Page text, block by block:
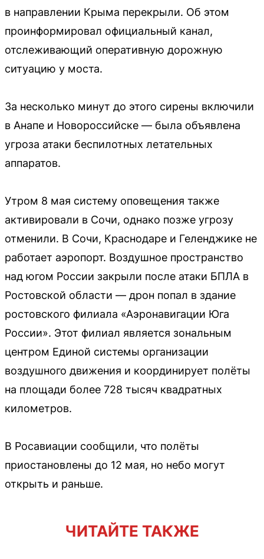
в направлении Крыма перекрыли. Об этом
проинформировал официальный канал,
отслеживающий оперативную дорожную
ситуацию у моста.
За несколько минут до этого сирены включили
в Анапе и Новороссийске — была объявлена
угроза атаки беспилотных летательных
аппаратов.
Утром 8 мая систему оповещения также
активировали в Сочи, однако позже угрозу
отменили. В Сочи, Краснодаре и Геленджике не
работает аэропорт. Воздушное пространство
над югом России закрыли после атаки БПЛА в
Ростовской области — дрон попал в здание
ростовского филиала «Аэронавигации Юга
России». Этот филиал является зональным
центром Единой системы организации
воздушного движения и координирует полёты
на площади более 728 тысяч квадратных
километров.
В Росавиации сообщили, что полёты
приостановлены до 12 мая, но небо могут
открыть и раньше.
ЧИТАЙТЕ ТАКЖЕ